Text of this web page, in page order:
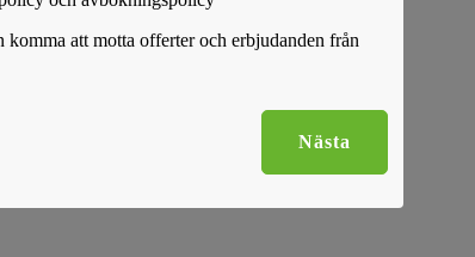
komma att motta offerter och erbjudanden från
Nästa